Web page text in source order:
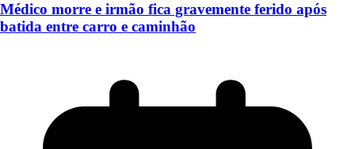
Médico morre e irmão fica gravemente ferido após
batida entre carro e caminhão